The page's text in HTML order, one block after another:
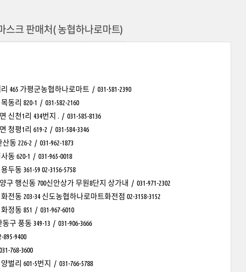
스크 판매처( 농협하나로마트)
가평군농협하나로마트 / 031-581-2390
리 820-1 / 031-582-2160
천1리 434번지 . / 031-585-8136
평1리 619-2 / 031-584-3346
226-2 / 031-962-1873
620-1 / 031-965-0018
동 361-59 02-3156-5758
행신동 700신안상가 무원8단지 상가내 / 031-971-2302
동 203-34 신도농협하나로마트화전점 02-3158-3152
동 851 / 031-967-6010
풍동 349-13 / 031-906-3666
9400
768-3600
리 601-5번지 / 031-766-5788